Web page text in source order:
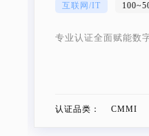
互联网/IT
专业认证全面赋能数
认证品类： CMMI